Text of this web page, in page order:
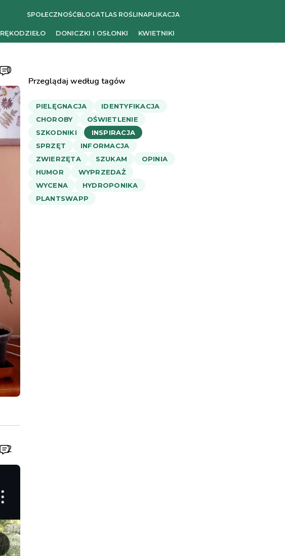
SPOŁECZNOŚĆBLOGATLAS ROŚLINAPLIKACJA
RĘKODZIEŁO DONICZKI I OSŁONKI KWIETNIKI
0
2
Przeglądaj według tagów
PIELĘGNACJA
IDENTYFIKACJA
CHOROBY
OŚWIETLENIE
SZKODNIKI
INSPIRACJA
SPRZĘT
INFORMACJA
ZWIERZĘTA
SZUKAM
OPINIA
HUMOR
WYPRZEDAŻ
WYCENA
HYDROPONIKA
PLANTSWAPP